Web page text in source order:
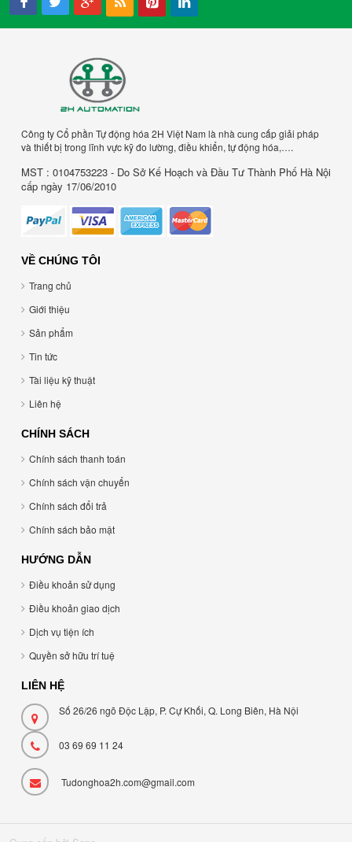
Công ty Cổ phần Tự động hóa 2H Việt Nam là nhà cung cấp giải pháp
và thiết bị trong lĩnh vực kỹ đo lường, điều khiển, tự động hóa,….
MST : 0104753223 - Do Sở Kế Hoạch và Đầu Tư Thành Phố Hà Nội
cấp ngày 17/06/2010
VỀ CHÚNG TÔI
Trang chủ
Giới thiệu
Sản phẩm
Tin tức
Tài liệu kỹ thuật
Liên hệ
CHÍNH SÁCH
Chính sách thanh toán
Chính sách vận chuyển
Chính sách đổi trả
Chính sách bảo mật
HƯỚNG DẪN
Điều khoản sử dụng
Điều khoản giao dịch
Dịch vụ tiện ích
Quyền sở hữu trí tuệ
LIÊN HỆ
Số 26/26 ngõ Độc Lập, P. Cự Khối, Q. Long Biên, Hà Nội
03 69 69 11 24
Tudonghoa2h.com@gmail.com